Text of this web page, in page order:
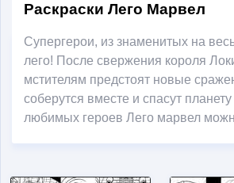
Здесь
Раскраски Лего Марвел
Супергерои, из знаменитых на
лего! После свержения короля
мстителям предстоят новые
соберутся вместе и спасут
любимых героев Лего марвел